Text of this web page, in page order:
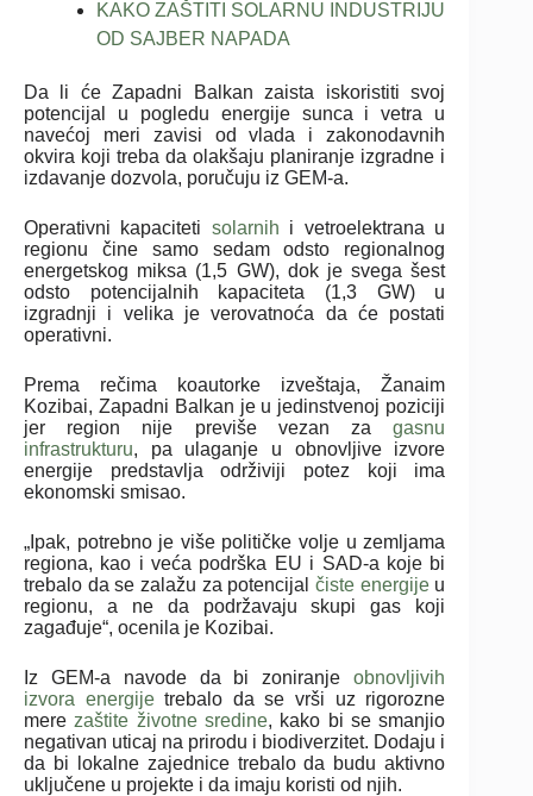
KAKO ZAŠTITI SOLARNU INDUSTRIJU
OD SAJBER NAPADA
Da li će Zapadni Balkan zaista iskoristiti svoj
potencijal u pogledu energije sunca i vetra u
navećoj meri zavisi od vlada i zakonodavnih
okvira koji treba da olakšaju planiranje izgradne i
izdavanje dozvola, poručuju iz GEM-a.
Operativni kapaciteti solarnih i vetroelektrana u
regionu čine samo sedam odsto regionalnog
energetskog miksa (1,5 GW), dok je svega šest
odsto potencijalnih kapaciteta (1,3 GW) u
izgradnji i velika je verovatnoća da će postati
operativni.
Prema rečima koautorke izveštaja, Žanaim
Kozibai, Zapadni Balkan je u jedinstvenoj poziciji
jer region nije previše vezan zagasnu
infrastrukturu, pa ulaganje u obnovljive izvore
energije predstavlja održiviji potez koji ima
ekonomski smisao.
„Ipak, potrebno je više političke volje u zemljama
regiona, kao i veća podrška EU i SAD-a koje bi
trebalo da se zalažu za potencijal čiste energijeu
regionu, a ne da podržavaju skupi gas koji
zagađuje“, ocenila je Kozibai.
Iz GEM-a navode da bi zoniranjeobnovljivih
izvora energijetrebalo da se vrši uz rigorozne
mere zaštite životne sredine, kako bi se smanjio
negativan uticaj na prirodu i biodiverzitet. Dodaju i
da bi lokalne zajednice trebalo da budu aktivno
uključene u projekte i da imaju koristi od njih.